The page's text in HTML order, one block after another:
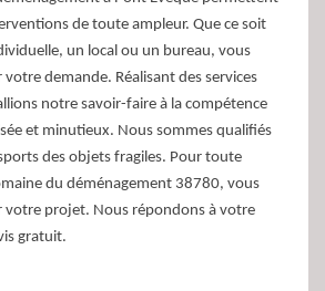
de toute ampleur. Que ce soit
un local ou un bureau, vous
demande. Réalisant des services
notre savoir-faire à la compétence
et minutieux. Nous sommes qualifiés
des objets fragiles. Pour toute
du déménagement 38780, vous
votre projet. Nous répondons à votre
gratuit.